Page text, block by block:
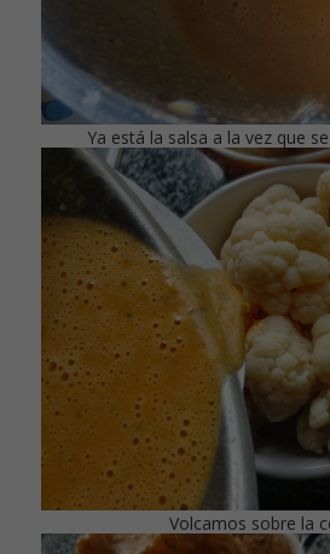
Ya está la salsa a la vez que
Volcamos sobre la